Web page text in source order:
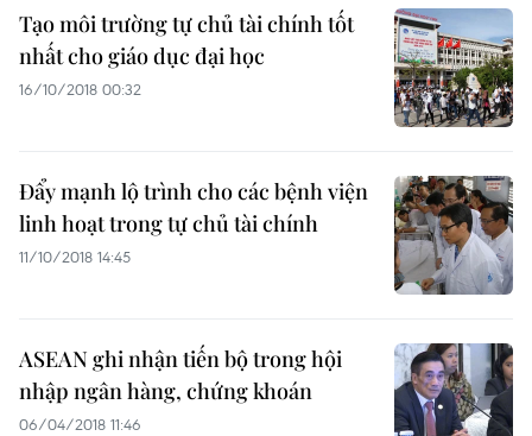
Tạo môi trường tự chủ tài chính tốt
nhất cho giáo dục đại học
16/10/2018 00:32
Đẩy mạnh lộ trình cho các bệnh viện
linh hoạt trong tự chủ tài chính
11/10/2018 14:45
ASEAN ghi nhận tiến bộ trong hội
nhập ngân hàng, chứng khoán
06/04/2018 11:46